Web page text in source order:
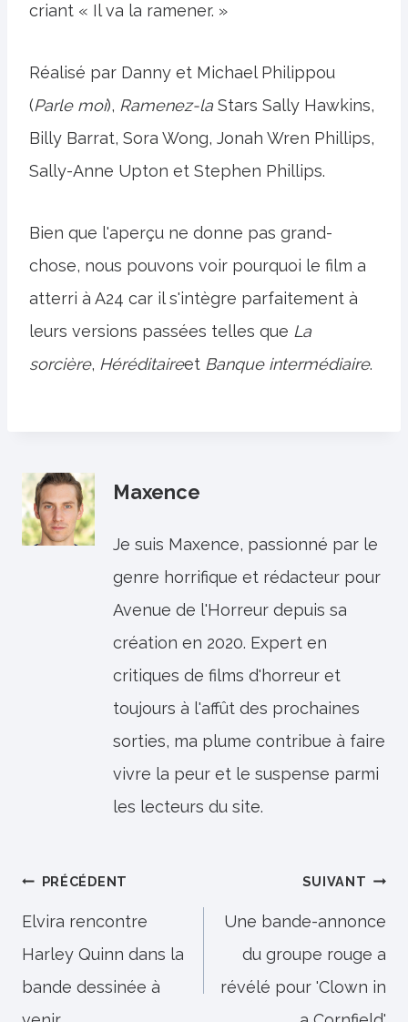
criant « Il va la ramener. »
Réalisé par Danny et Michael Philippou
(Parle moi), Ramenez-la Stars Sally Hawkins,
Billy Barrat, Sora Wong, Jonah Wren Phillips,
Sally-Anne Upton et Stephen Phillips.
Bien que l'aperçu ne donne pas grand-
chose, nous pouvons voir pourquoi le film a
atterri à A24 car il s'intègre parfaitement à
leurs versions passées telles que La
sorcière, Héréditaireet Banque intermédiaire.
Maxence
Je suis Maxence, passionné par le
genre horrifique et rédacteur pour
Avenue de l'Horreur depuis sa
création en 2020. Expert en
critiques de films d'horreur et
toujours à l'affût des prochaines
sorties, ma plume contribue à faire
vivre la peur et le suspense parmi
les lecteurs du site.
Navigation
de
l’article
PRÉCÉDENT
Elvira rencontre
Harley Quinn dans la
bande dessinée à
SUIVANT
Une bande-annonce
du groupe rouge a
révélé pour 'Clown in